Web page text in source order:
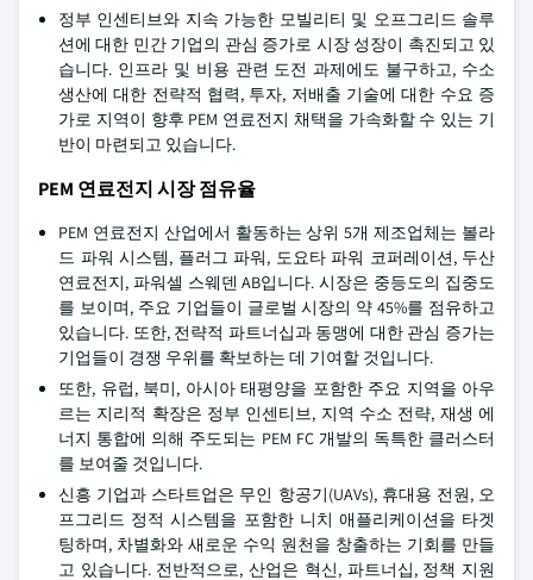
정부 인센티브와 지속 가능한 모빌리티 및 오프그리드 솔루
션에 대한 민간 기업의 관심 증가로 시장 성장이 촉진되고 있
습니다. 인프라 및 비용 관련 도전 과제에도 불구하고, 수소
생산에 대한 전략적 협력, 투자, 저배출 기술에 대한 수요 증
가로 지역이 향후 PEM 연료전지 채택을 가속화할 수 있는 기
반이 마련되고 있습니다.
PEM 연료전지 시장 점유율
PEM 연료전지 산업에서 활동하는 상위 5개 제조업체는 볼라
드 파워 시스템, 플러그 파워, 도요타 파워 코퍼레이션, 두산
연료전지, 파워셀 스웨덴 AB입니다. 시장은 중등도의 집중도
를 보이며, 주요 기업들이 글로벌 시장의 약 45%를 점유하고
있습니다. 또한, 전략적 파트너십과 동맹에 대한 관심 증가는
기업들이 경쟁 우위를 확보하는 데 기여할 것입니다.
또한, 유럽, 북미, 아시아 태평양을 포함한 주요 지역을 아우
르는 지리적 확장은 정부 인센티브, 지역 수소 전략, 재생 에
너지 통합에 의해 주도되는 PEM FC 개발의 독특한 클러스터
를 보여줄 것입니다.
신흥 기업과 스타트업은 무인 항공기(UAVs), 휴대용 전원, 오
프그리드 정적 시스템을 포함한 니치 애플리케이션을 타겟
팅하며, 차별화와 새로운 수익 원천을 창출하는 기회를 만들
고 있습니다. 전반적으로, 산업은 혁신, 파트너십, 정책 지원